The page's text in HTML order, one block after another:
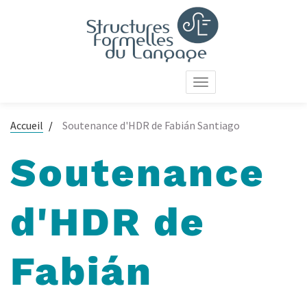
Toggle
Accueil
Soutenance d'HDR de Fabián Santiago
Soutenance
d'HDR de
Fabián